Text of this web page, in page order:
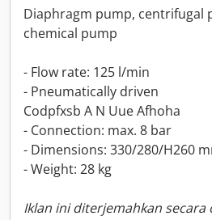
Diaphragm pump, centrifugal
chemical pump
- Flow rate: 125 l/min
- Pneumatically driven
Codpfxsb A N Uue Afhoha
- Connection: max. 8 bar
- Dimensions: 330/280/H260
- Weight: 28 kg
Iklan ini diterjemahkan secara